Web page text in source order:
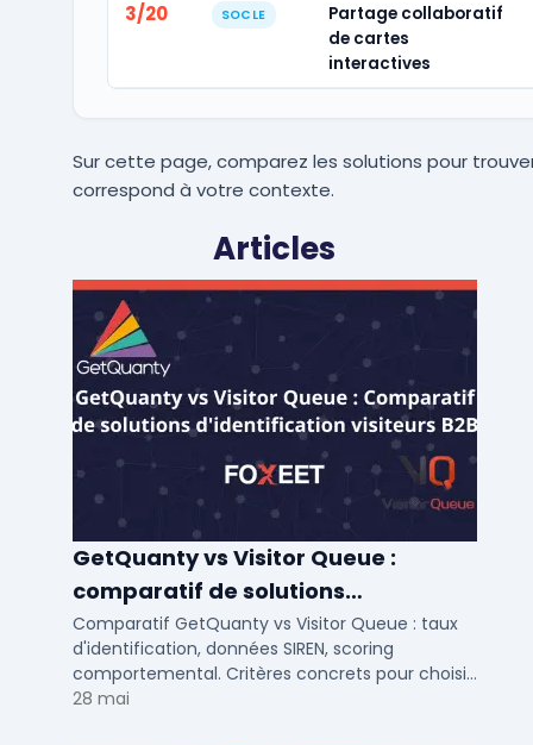
3/20 SOCLE
Partage collaboratif
de cartes
interactives
Sur cette page, comparez les solutions pour
correspond à votre contexte.
Articles
GetQuanty vs Visitor Queue :
comparatif de solutions
d'identification visiteurs B2B
Comparatif GetQuanty vs Visitor Queue : taux
d'identification, données SIREN, scoring
comportemental. Critères concrets pour choisir
votre solution de lead generation B2B en PME et
28 mai